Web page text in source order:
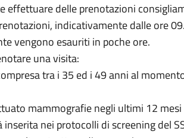
effettuare delle prenotazioni
indicativamente dalle ore
vengono esauriti in poche ore.
una visita:
tra i 35 ed i 49 anni al
mammografie negli ultimi 12 mesi
inserita nei protocolli di screening del